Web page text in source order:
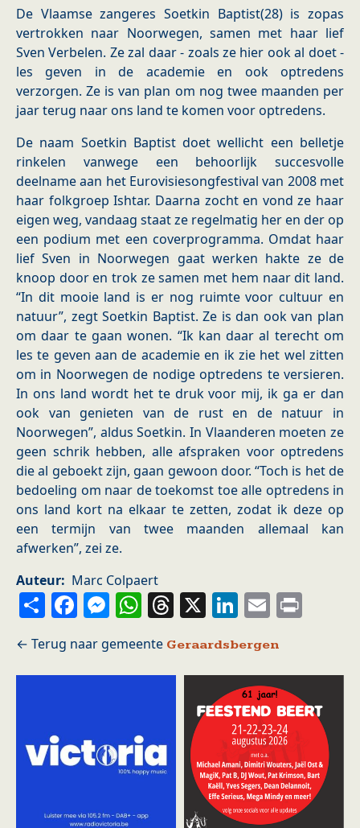
De Vlaamse zangeres Soetkin Baptist(28) is zopas
vertrokken naar Noorwegen, samen met haar lief
Sven Verbelen. Ze zal daar - zoals ze hier ook al doet -
les geven in de academie en ook optredens
verzorgen. Ze is van plan om nog twee maanden per
jaar terug naar ons land te komen voor optredens.
De naam Soetkin Baptist doet wellicht een belletje
rinkelen vanwege een behoorlijk succesvolle
deelname aan het Eurovisiesongfestival van 2008 met
haar folkgroep Ishtar. Daarna zocht en vond ze haar
eigen weg, vandaag staat ze regelmatig her en der op
een podium met een coverprogramma. Omdat haar
lief Sven in Noorwegen gaat werken hakte ze de
knoop door en trok ze samen met hem naar dit land.
“In dit mooie land is er nog ruimte voor cultuur en
natuur”, zegt Soetkin Baptist. Ze is dan ook van plan
om daar te gaan wonen. “Ik kan daar al terecht om
les te geven aan de academie en ik zie het wel zitten
om in Noorwegen de nodige optredens te versieren.
In ons land wordt het te druk voor mij, ik ga er dan
ook van genieten van de rust en de natuur in
Noorwegen”, aldus Soetkin. In Vlaanderen moeten ze
geen schrik hebben, alle afspraken voor optredens
die al geboekt zijn, gaan gewoon door. “Toch is het de
bedoeling om naar de toekomst toe alle optredens in
ons land kort na elkaar te zetten, zodat ik deze op
een termijn van twee maanden allemaal kan
afwerken”, zei ze.
Auteur
Marc Colpaert
ShareFacebook
Messenger
WhatsApp
Threads
X LinkedIn
Email
Geraardsbergen